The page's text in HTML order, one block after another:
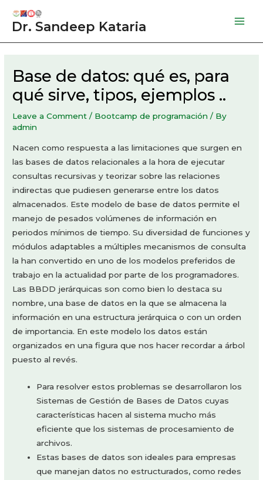
Dr. Sandeep Kataria
Base de datos: qué es, para
qué sirve, tipos, ejemplos ..
Leave a Comment / Bootcamp de programación / By
admin
Nacen como respuesta a las limitaciones que surgen en
las bases de datos relacionales a la hora de ejecutar
consultas recursivas y teorizar sobre las relaciones
indirectas que pudiesen generarse entre los datos
almacenados. Este modelo de base de datos permite el
manejo de pesados volúmenes de información en
periodos mínimos de tiempo. Su diversidad de funciones y
módulos adaptables a múltiples mecanismos de consulta
la han convertido en uno de los modelos preferidos de
trabajo en la actualidad por parte de los programadores.
Las BBDD jerárquicas son como bien lo destaca su
nombre, una base de datos en la que se almacena la
información en una estructura jerárquica o con un orden
de importancia. En este modelo los datos están
organizados en una figura que nos hacer recordar a árbol
puesto al revés.
Para resolver estos problemas se desarrollaron los
Sistemas de Gestión de Bases de Datos cuyas
características hacen al sistema mucho más
eficiente que los sistemas de procesamiento de
archivos.
Estas bases de datos son ideales para empresas
que manejan datos no estructurados, como redes